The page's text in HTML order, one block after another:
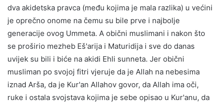
dva akidetska pravca (među kojima je mala razlika) u većini
je oprečno onome na čemu su bile prve i najbolje
generacije ovog Ummeta. A obični muslimani i nakon što
se proširio mezheb Eš'arija i Maturidija i sve do danas
uvijek su bili i biće na akidi Ehli sunneta. Jer obični
musliman po svojoj fitri vjeruje da je Allah na nebesima
iznad Arša, da je Kur'an Allahov govor, da Allah ima oči,
ruke i ostala svojstava kojima je sebe opisao u Kur'anu, da